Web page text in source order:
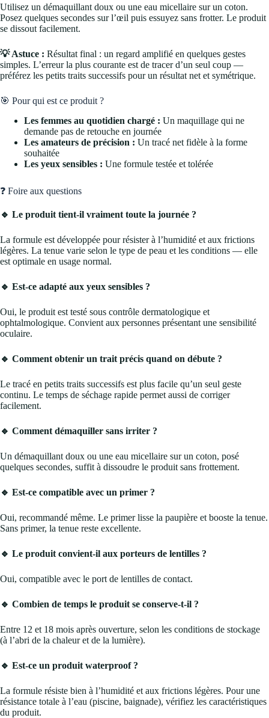
Utilisez un démaquillant doux ou une eau micellaire sur un coton.
Posez quelques secondes sur l’œil puis essuyez sans frotter. Le produit
se dissout facilement.
💡 Astuce : Résultat final : un regard amplifié en quelques gestes
simples. L’erreur la plus courante est de tracer d’un seul coup —
préférez les petits traits successifs pour un résultat net et symétrique.
🎯 Pour qui est ce produit ?
Les femmes au quotidien chargé : Un maquillage qui ne
demande pas de retouche en journée
Les amateurs de précision : Un tracé net fidèle à la forme
souhaitée
Les yeux sensibles : Une formule testée et tolérée
❓ Foire aux questions
🔹 Le produit tient-il vraiment toute la journée ?
La formule est développée pour résister à l’humidité et aux frictions
légères. La tenue varie selon le type de peau et les conditions — elle
est optimale en usage normal.
🔹 Est-ce adapté aux yeux sensibles ?
Oui, le produit est testé sous contrôle dermatologique et
ophtalmologique. Convient aux personnes présentant une sensibilité
oculaire.
🔹 Comment obtenir un trait précis quand on débute ?
Le tracé en petits traits successifs est plus facile qu’un seul geste
continu. Le temps de séchage rapide permet aussi de corriger
facilement.
🔹 Comment démaquiller sans irriter ?
Un démaquillant doux ou une eau micellaire sur un coton, posé
quelques secondes, suffit à dissoudre le produit sans frottement.
🔹 Est-ce compatible avec un primer ?
Oui, recommandé même. Le primer lisse la paupière et booste la tenue.
Sans primer, la tenue reste excellente.
🔹 Le produit convient-il aux porteurs de lentilles ?
Oui, compatible avec le port de lentilles de contact.
🔹 Combien de temps le produit se conserve-t-il ?
Entre 12 et 18 mois après ouverture, selon les conditions de stockage
(à l’abri de la chaleur et de la lumière).
🔹 Est-ce un produit waterproof ?
La formule résiste bien à l’humidité et aux frictions légères. Pour une
résistance totale à l’eau (piscine, baignade), vérifiez les caractéristiques
du produit.